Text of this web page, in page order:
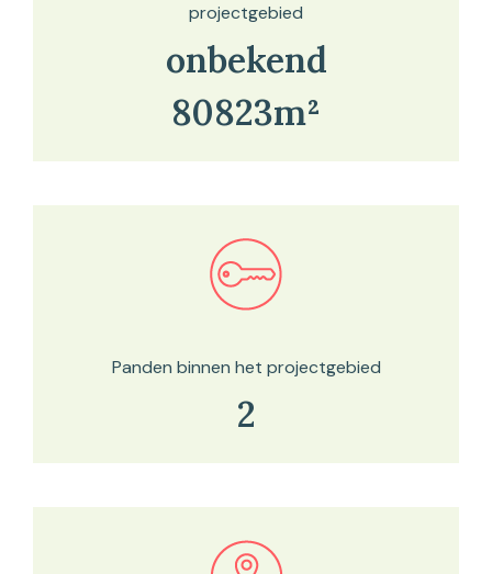
projectgebied
onbekend
80823m²
Bekijk in onze kaartviewer
Panden binnen het projectgebied
2